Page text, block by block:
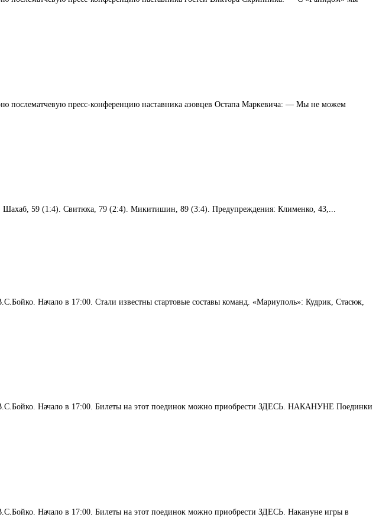
послематчевую пресс-конференцию наставника азовцев Остапа Маркевича: — Мы не можем
59 (1:4). Свитюха, 79 (2:4). Микитишин, 89 (3:4). Предупреждения: Клименко, 43,...
Начало в 17:00. Стали известны стартовые составы команд. «Мариуполь»: Кудрик, Стасюк,
Начало в 17:00. Билеты на этот поединок можно приобрести ЗДЕСЬ. НАКАНУНЕ Поединки
Начало в 17:00. Билеты на этот поединок можно приобрести ЗДЕСЬ. Накануне игры в